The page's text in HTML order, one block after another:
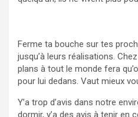
Ferme ta bouche sur tes
jusqu’à leurs réalisations.
plans à tout le monde fera
pour lui dedans. Vaut mieux
Y’a trop d’avis dans notre
dormir, y’a des avis à tenir en